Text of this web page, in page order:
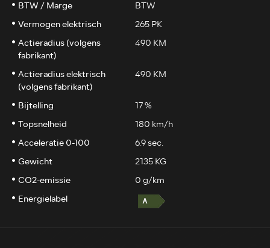
BTW / Marge
BTW
Vermogen elektrisch
265 PK
Actieradius (volgens
fabrikant)
490 KM
Actieradius elektrisch
(volgens fabrikant)
490 KM
Bijtelling
17 %
Topsnelheid
180 km/h
Acceleratie 0-100
6.9 sec.
Gewicht
2135 KG
CO2-emissie
0 g/km
Energielabel